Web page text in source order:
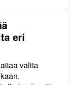
eri
valita